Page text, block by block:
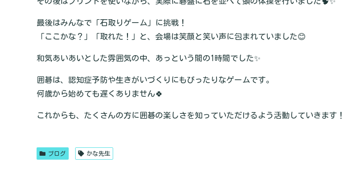
最後はみんなで「石取りゲーム」に挑戦！
「ここかな？」「取れた！」と、会場は笑顔と笑い声に包まれていました😊
和気あいあいとした雰囲気の中、あっという間の1時間でした✨
囲碁は、認知症予防や生きがいづくりにもぴったりなゲームです。
何歳から始めても遅くありません🍀
これからも、たくさんの方に囲碁の楽しさを知っていただけるよう活動していきます！
ブログ かな先生